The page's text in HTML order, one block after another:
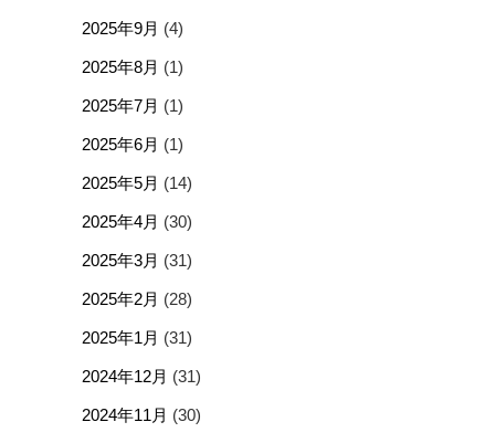
2025年9月 (4)
2025年8月 (1)
2025年7月 (1)
2025年6月 (1)
2025年5月 (14)
2025年4月 (30)
2025年3月 (31)
2025年2月 (28)
2025年1月 (31)
2024年12月 (31)
2024年11月 (30)